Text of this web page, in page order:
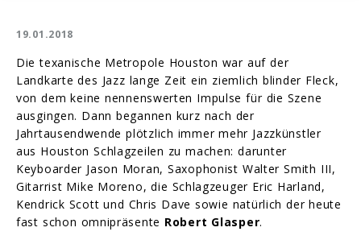
19.01.2018
Die texanische Metropole Houston war auf der
Landkarte des Jazz lange Zeit ein ziemlich blinder Fleck,
von dem keine nennenswerten Impulse für die Szene
ausgingen. Dann begannen kurz nach der
Jahrtausendwende plötzlich immer mehr Jazzkünstler
aus Houston Schlagzeilen zu machen: darunter
Keyboarder Jason Moran, Saxophonist Walter Smith III,
Gitarrist Mike Moreno, die Schlagzeuger Eric Harland,
Kendrick Scott und Chris Dave sowie natürlich der heute
fast schon omnipräsente Robert Glasper.